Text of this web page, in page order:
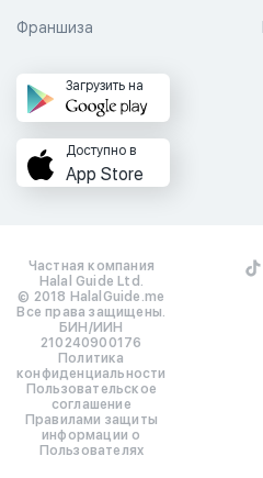
Франшиза
Загрузить на
Доступно в
App Store
Частная компания
Halal Guide Ltd.
© 2018 HalalGuide.me
Все права защищены.
БИН/ИИН
210240900176
Политика
конфиденциальности
Пользовательское
соглашение
Правилами защиты
информации о
Пользователях